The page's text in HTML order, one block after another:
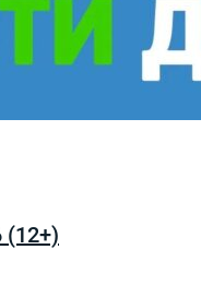
(12+)